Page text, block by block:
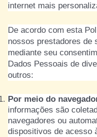
internet mais
De acordo com esta
nossos prestadores de
mediante seu
Dados Pessoais de
outros:
Por meio do
informações são
navegadores ou
dispositivos de acesso